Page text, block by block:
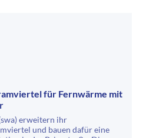
für Fernwärme mit
erweitern ihr
und bauen dafür eine